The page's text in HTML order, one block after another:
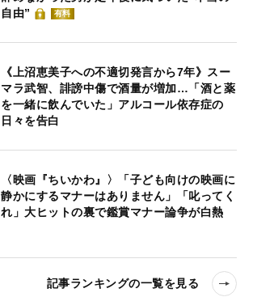
自由”
有料
《上沼恵美子への不適切発言から7年》スー
マラ武智、誹謗中傷で酒量が増加…「酒と薬
を一緒に飲んでいた」アルコール依存症の
日々を告白
〈映画『ちいかわ』〉「子ども向けの映画に
静かにするマナーはありません」「叱ってく
れ」大ヒットの裏で鑑賞マナー論争が白熱
記事ランキングの一覧を見る